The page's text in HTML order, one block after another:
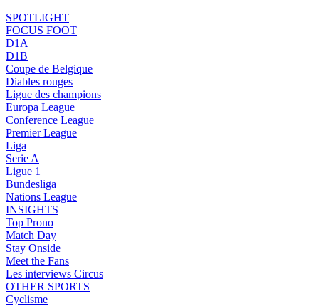
SPOTLIGHT
FOCUS FOOT
D1A
D1B
Coupe de Belgique
Diables rouges
Ligue des champions
Europa League
Conference League
Premier League
Liga
Serie A
Ligue 1
Bundesliga
Nations League
INSIGHTS
Top Prono
Match Day
Stay Onside
Meet the Fans
Les interviews Circus
OTHER SPORTS
Cyclisme